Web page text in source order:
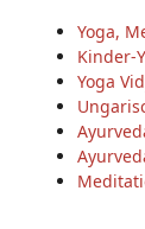
Yoga,
Kinder-
Yoga